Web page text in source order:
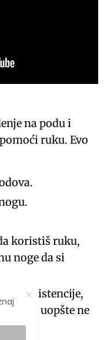
na podu i
ruku. Evo
koristiš ruku,
noge da si
bez asistencije,
Ako uopšte ne
nula.